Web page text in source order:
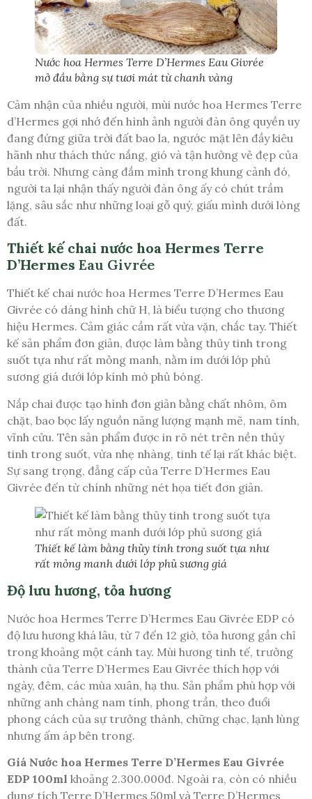
Nước hoa Hermes Terre D’Hermes Eau Givrée
mở đầu bằng sự tươi mát từ chanh vàng
Cảm nhận của nhiều người, mùi nước hoa Hermes Terre
d’Hermes gợi nhớ đến hình ảnh người đàn ông quyền uy
đang đứng giữa trời đất bao la, ngước mặt lên đầy kiêu
hãnh như thách thức nắng, gió và tận hưởng vẻ đẹp của
bầu trời. Nhưng càng đắm mình trong khung cảnh đó,
người ta lại nhận thấy người đàn ông ấy có chút trầm
lặng, sâu sắc như những loại gỗ quý, giấu mình dưới lòng
đất.
Thiết kế chai nước hoa Hermes Terre
D’Hermes Eau Givrée
Thiết kế chai nước hoa Hermes Terre D’Hermes Eau
Givrée có dáng hình chữ H, là biểu tượng cho thương
hiệu Hermes. Cảm giác cầm rất vừa vặn, chắc tay. Thiết
kế sản phẩm đơn giản, được làm bằng thủy tinh trong
suốt tựa như rất mỏng manh, nằm im dưới lớp phủ
sương giá dưới lớp kính mờ phủ bóng.
Nắp chai được tạo hình đơn giản bằng chất nhôm, ôm
chặt, bao bọc lấy nguồn năng lượng mạnh mẽ, nam tính,
vĩnh cửu. Tên sản phẩm được in rõ nét trên nền thủy
tinh trong suốt, vừa nhẹ nhàng, tinh tế lại rất khác biệt.
Sự sang trọng, đẳng cấp của Terre D’Hermes Eau
Givrée đến từ chính những nét họa tiết đơn giản.
Thiết kế làm bằng thủy tinh trong suốt tựa như
rất mỏng manh dưới lớp phủ sương giá
Độ lưu hương, tỏa hương
Nước hoa Hermes Terre D’Hermes Eau Givrée EDP có
độ lưu hương khá lâu, từ 7 đến 12 giờ, tỏa hương gần chỉ
trong khoảng một cánh tay. Mùi hương tinh tế, trưởng
thành của Terre D’Hermes Eau Givrée thích hợp với
ngày, đêm, các mùa xuân, hạ thu. Sản phẩm phù hợp với
những anh chàng nam tính, phong trần, theo đuổi
phong cách của sự trưởng thành, chững chạc, lạnh lùng
nhưng ấm áp bên trong.
Giá Nước hoa Hermes Terre D’Hermes Eau Givrée
EDP 100ml khoảng 2.300.000đ. Ngoài ra, còn có nhiều
dung tích Terre D’Hermes 50ml và Terre D’Hermes